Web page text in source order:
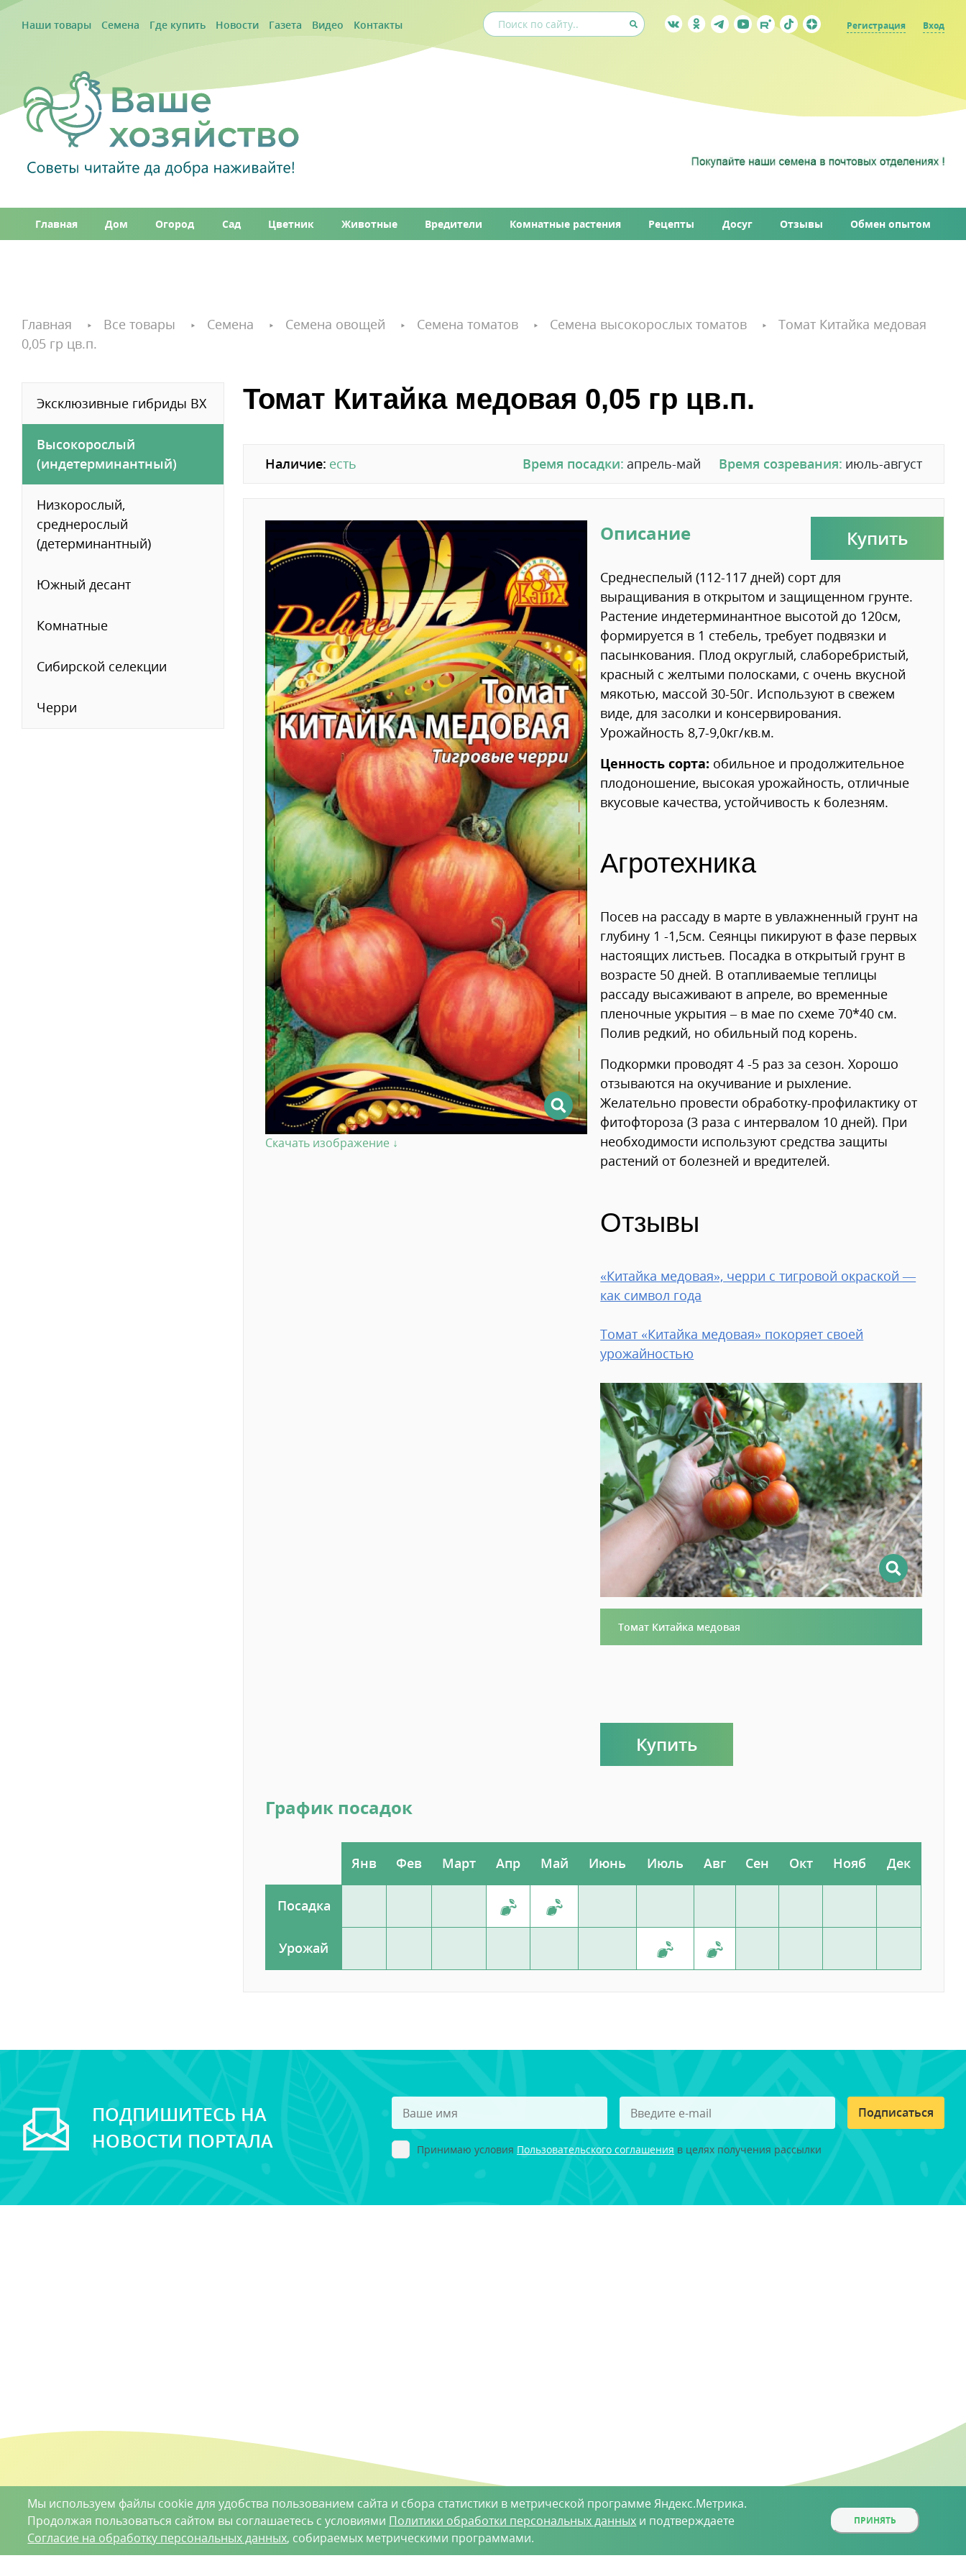
Наши товары Семена Где купить Новости Газета Видео Контакты Регистрация Вход
Главная Дом Огород Сад Цветник Животные Вредители Комнатные растения Рецепты Досуг Отзывы Обмен опытом
Главная Все товары Семена Семена овощей Семена томатов Семена высокорослых томатов
Томат Китайка медовая
0,05 гр цв.п.
Эксклюзивные гибриды ВХ
Высокорослый
(индетерминантный)
Низкорослый,
среднерослый
(детерминантный)
Южный десант
Комнатные
Сибирской селекции
Черри
Томат Китайка медовая 0,05 гр цв.п.
Наличие: есть Время посадки: апрель-май Время созревания: июль-август
Скачать изображение ↓
Купить
Описание
Среднеспелый (112-117 дней) сорт для
выращивания в открытом и защищенном грунте.
Растение индетерминантное высотой до 120см,
формируется в 1 стебель, требует подвязки и
пасынкования. Плод округлый, слаборебристый,
красный с желтыми полосками, с очень вкусной
мякотью, массой 30-50г. Используют в свежем
виде, для засолки и консервирования.
Урожайность 8,7-9,0кг/кв.м.
Ценность сорта: обильное и продолжительное
плодоношение, высокая урожайность, отличные
вкусовые качества, устойчивость к болезням.
Агротехника
Посев на рассаду в марте в увлажненный грунт на
глубину 1 -1,5см. Сеянцы пикируют в фазе первых
настоящих листьев. Посадка в открытый грунт в
возрасте 50 дней. В отапливаемые теплицы
рассаду высаживают в апреле, во временные
пленочные укрытия – в мае по схеме 70*40 см.
Полив редкий, но обильный под корень.
Подкормки проводят 4 -5 раз за сезон. Хорошо
отзываются на окучивание и рыхление.
Желательно провести обработку-профилактику от
фитофтороза (3 раза с интервалом 10 дней). При
необходимости используют средства защиты
растений от болезней и вредителей.
Отзывы
«Китайка медовая», черри с тигровой окраской —
как символ года
Томат «‎Китайка медовая» покоряет своей
урожайностью
Томат Китайка медовая
Купить
График посадок
Янв Фев Март Апр Май Июнь Июль Авг Сен Окт Нояб Дек
Посадка
Урожай
ПОДПИШИТЕСЬ НА
НОВОСТИ ПОРТАЛА
Подписаться
Принимаю условия Пользовательского соглашения в целях получения рассылки
Мы используем файлы cookie для удобства пользованием сайта и сбора статистики в метрической программе Яндекс.Метрика.
Продолжая пользоваться сайтом вы соглашаетесь с условиями Политики обработки персональных данных и подтверждаете
Согласие на обработку персональных данных, собираемых метрическими программами.
ПРИНЯТЬ